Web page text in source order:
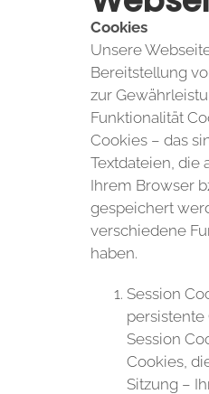
Cookies
Unsere
Bereitstellung
zur
Funktionalität
Cookies – das
Textdateien, die
Ihrem Browser
gespeichert
verschiedene
haben.
Session
persistente
Session
Cookies,
Sitzung –